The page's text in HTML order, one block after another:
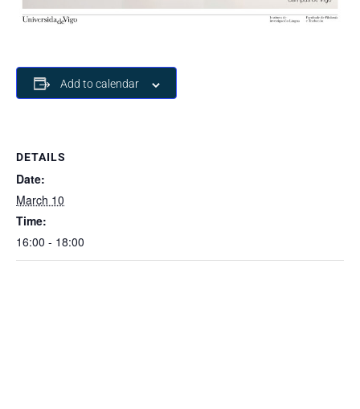
Add to calendar
DETAILS
Date:
March 10
Time:
16:00 - 18:00